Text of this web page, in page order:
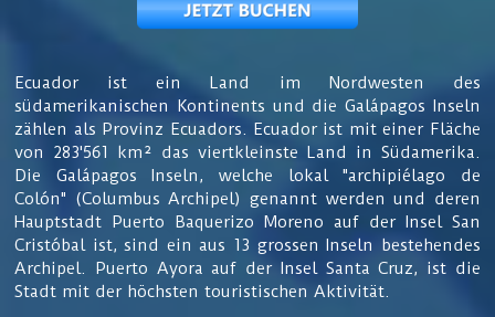
Ecuador ist ein Land im Nordwesten des
südamerikanischen Kontinents und die Galápagos Inseln
zählen als Provinz Ecuadors. Ecuador ist mit einer Fläche
von 283'561 km² das viertkleinste Land in Südamerika.
Die Galápagos Inseln, welche lokal "archipiélago de
Colón" (Columbus Archipel) genannt werden und deren
Hauptstadt Puerto Baquerizo Moreno auf der Insel San
Cristóbal ist, sind ein aus 13 grossen Inseln bestehendes
Archipel. Puerto Ayora auf der Insel Santa Cruz, ist die
Stadt mit der höchsten touristischen Aktivität.